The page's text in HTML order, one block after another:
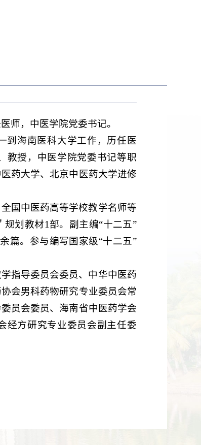
师，中医学院党委书记。
到海南医科大学工作，历任医
教授，中医学院党委书记等职
药大学、北京中医药大学进修
国中医药高等学校教学名师等
划教材1部。副主编“十二五”
篇。参与编写国家级“十二五”
指导委员会委员、中华中医药
会男科药物研究专业委员会常
员会委员、海南省中医药学会
经方研究专业委员会副主任委